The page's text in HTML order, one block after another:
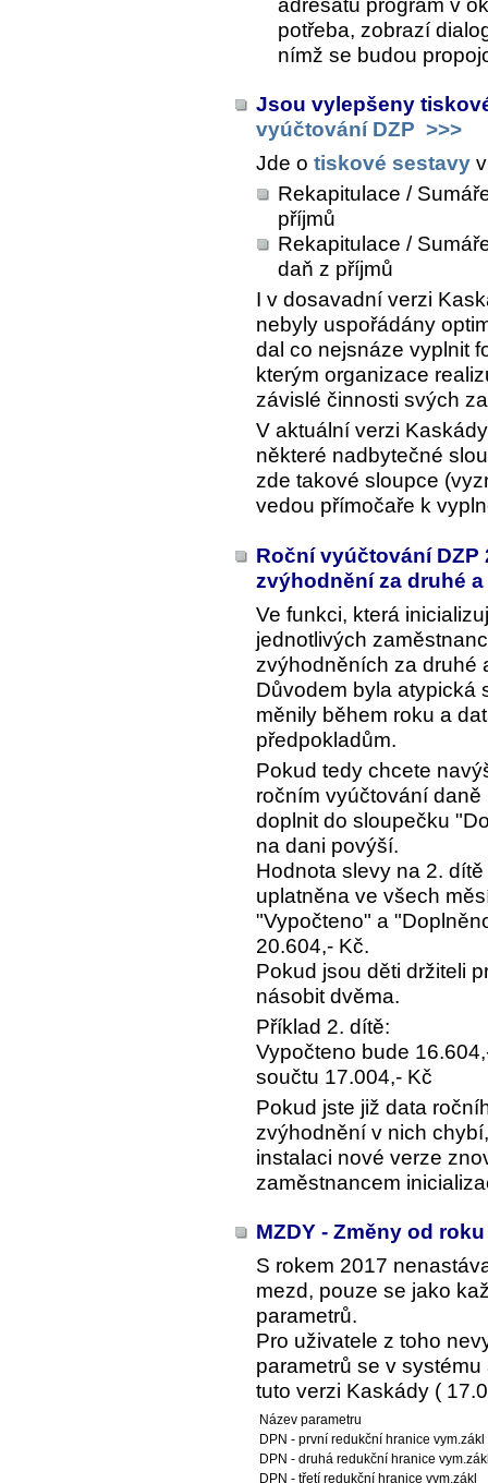
adresátů program v
potřeba, zobrazí
nímž se budou
Jsou vylepšeny
vyúčtování DZP >>>
Jde o tiskové sestavy
Rekapitulace /
příjmů
Rekapitulace /
daň z příjmů
I v dosavadní verzi
nebyly uspořádány
dal co nejsnáze vyplnit
kterým organizace
závislé činnosti svých
V aktuální verzi
některé nadbytečné
zde takové sloupce
vedou přímočaře k
Roční vyúčtování DZP
zvýhodnění za druhé
Ve funkci, která
jednotlivých
zvýhodněních za druhé
Důvodem byla atypická
měnily během roku a
předpokladům.
Pokud tedy chcete
ročním vyúčtování
doplnit do sloupečku
na dani povýší.
Hodnota slevy na 2.
uplatněna ve všech
"Vypočteno" a
20.604,- Kč.
Pokud jsou děti držiteli
násobit dvěma.
Příklad 2. dítě:
Vypočteno bude
součtu 17.004,- Kč
Pokud jste již data
zvýhodnění v nich
instalaci nové verze
zaměstnancem
MZDY - Změny od
S rokem 2017
mezd, pouze se jako
parametrů.
Pro uživatele z toho
parametrů se v
tuto verzi Kaskády (
Název parametru
DPN - první redukční hranice vym.zákl
DPN - druhá redukční hranice
DPN - třetí redukční hranice vym.zákl